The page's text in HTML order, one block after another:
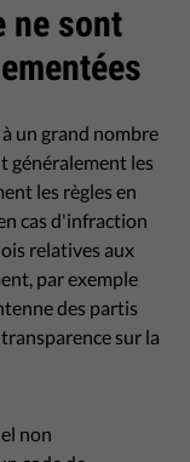
ne sont
un grand nombre
généralement les
les règles en
cas d'infraction
relatives aux
par exemple
des partis
sur la
non